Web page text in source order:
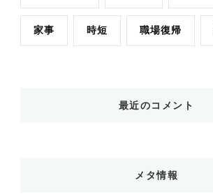
家事 時短 職場復帰
最近のコメント
メタ情報